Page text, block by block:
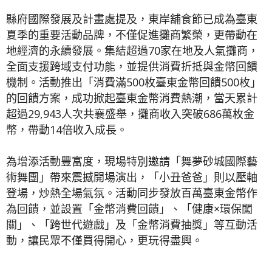
縣府國際發展及計畫處提及，東岸舖食節已成為臺東
夏季的重要活動品牌，不僅促進攤商繁榮，更帶動在
地經濟的永續發展。集結超過70家在地及人氣攤商，
全面支援跨域支付功能，並提供消費折抵與金幣回饋
機制。活動推出「消費滿500枚臺東金幣回饋500枚」
的回饋方案，成功掀起臺東金幣消費熱潮，當天累計
超過29,943人次共襄盛舉，攤商收入突破686萬枚金
幣，帶動14倍收入成長。
為增添活動豐富度，現場特別邀請「舞夢砂城國際藝
術舞團」帶來震撼開場演出，「小丑爸爸」則以壓軸
登場，炒熱全場氣氛。活動同步發放百萬臺東金幣作
為回饋，並設置「金幣消費回饋」、「健康×環保闖
關」、「跨世代遊戲」及「金幣消費抽獎」等互動活
動，讓民眾不僅買得開心，更玩得盡興。